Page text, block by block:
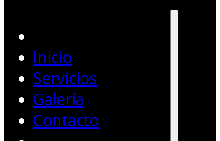
Inicio
Servicios
Galería
Contacto